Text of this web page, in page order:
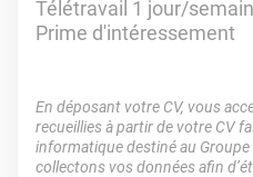
Télétravail 1 jour/
Prime d'intéressement
En déposant votre CV, vous
recueillies à partir de votre CV
informatique destiné au Groupe
collectons vos données afin